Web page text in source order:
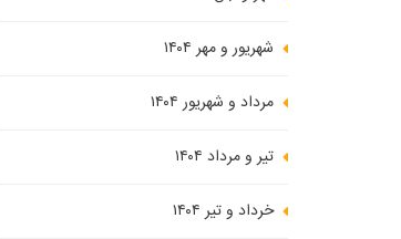
شهریور و مهر ۱۴۰۴
مرداد و شهریور ۱۴۰۴
تیر و مرداد ۱۴۰۴
خرداد و تیر ۱۴۰۴